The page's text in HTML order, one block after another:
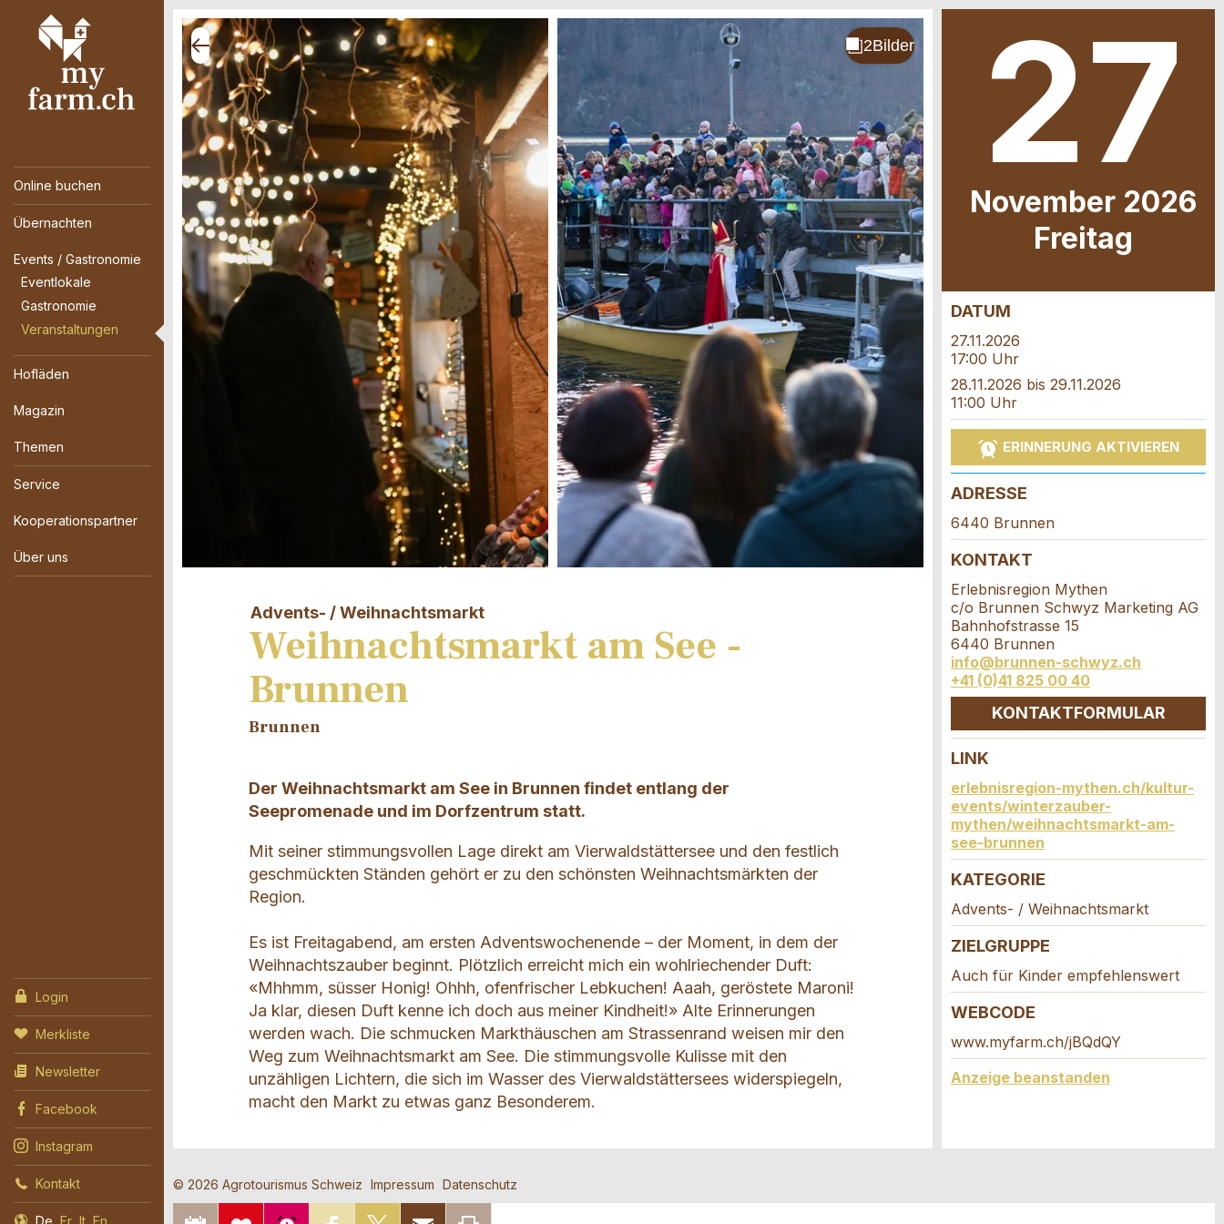
Online buchen
Übernachten
Events / Gastronomie
Eventlokale
Gastronomie
Veranstaltungen
Hofläden
Magazin
Themen
Service
Kooperationspartner
Über uns
Login
Merkliste
Newsletter
Facebook
Instagram
Kontakt
De Fr It En
Advents- / Weihnachtsmarkt
Weihnachtsmarkt am See -
Brunnen
Brunnen
Der Weihnachtsmarkt am See in Brunnen findet entlang der
Seepromenade und im Dorfzentrum statt.
Mit seiner stimmungsvollen Lage direkt am Vierwaldstättersee und den festlich
geschmückten Ständen gehört er zu den schönsten Weihnachtsmärkten der
Region.
Es ist Freitagabend, am ersten Adventswochenende – der Moment, in dem der
Weihnachtszauber beginnt. Plötzlich erreicht mich ein wohlriechender Duft:
«Mhhmm, süsser Honig! Ohhh, ofenfrischer Lebkuchen! Aaah, geröstete Maroni!
Ja klar, diesen Duft kenne ich doch aus meiner Kindheit!» Alte Erinnerungen
werden wach. Die schmucken Markthäuschen am Strassenrand weisen mir den
Weg zum Weihnachtsmarkt am See. Die stimmungsvolle Kulisse mit den
unzähligen Lichtern, die sich im Wasser des Vierwaldstättersees widerspiegeln,
macht den Markt zu etwas ganz Besonderem.
Kontakt
Anzeige beanstanden
Anzeige weiterempfehlen
Freitag
27
.
November 2026
DATUM
27.11.2026
17:00 Uhr
28.11.2026 bis 29.11.2026
11:00 Uhr
ERINNERUNG AKTIVIEREN
ADRESSE
6440 Brunnen
KONTAKT
Erlebnisregion Mythen
c/o Brunnen Schwyz Marketing AG
Bahnhofstrasse 15
6440 Brunnen
info@brunnen-schwyz.ch
+41 (0)41 825 00 40
KONTAKTFORMULAR
LINK
erlebnisregion-mythen.ch/kultur-
events/winterzauber-
mythen/weihnachtsmarkt-am-
see-brunnen
KATEGORIE
Advents- / Weihnachtsmarkt
ZIELGRUPPE
Auch für Kinder empfehlenswert
WEBCODE
www.myfarm.ch/jBQdQY
Anzeige beanstanden
IN KALENDER
AUF
AUF
© 2026 Agrotourismus Schweiz Impressum Datenschutz